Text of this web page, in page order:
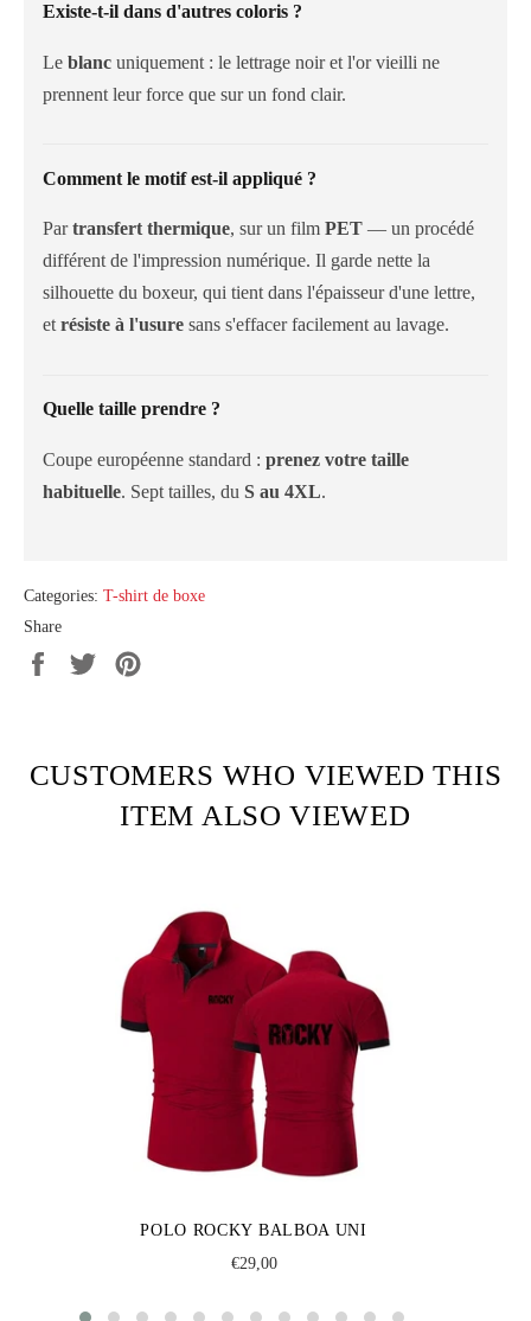
Existe-t-il dans d'autres coloris ?
Le blanc uniquement : le lettrage noir et l'or vieilli ne
prennent leur force que sur un fond clair.
Comment le motif est-il appliqué ?
Partransfert thermique, sur un film PET — un procédé
différent de l'impression numérique. Il garde nette la
silhouette du boxeur, qui tient dans l'épaisseur d'une lettre,
et résiste à l'usure sans s'effacer facilement au lavage.
Quelle taille prendre ?
Coupe européenne standard : prenez votre taille
habituelle. Sept tailles, du S au 4XL.
Categories: T-shirt de boxe
Share
Share
Tweet
CUSTOMERS WHO VIEWED THIS
ITEM ALSO VIEWED
POLO ROCKY BALBOA UNI
Regular
€29,00